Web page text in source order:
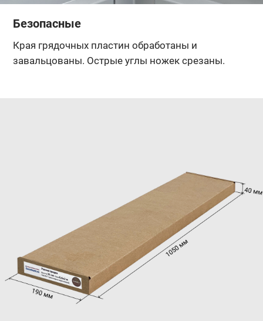
Безопасные
Края грядочных пластин обработаны и
завальцованы. Острые углы ножек срезаны.